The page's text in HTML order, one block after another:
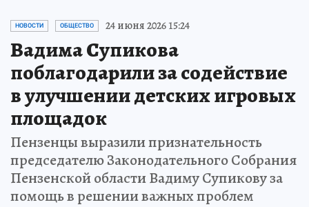
НОВОСТИ ОБЩЕСТВО 24 июня 2026 15:24
Вадима Супикова
поблагодарили за содействие
в улучшении детских игровых
площадок
Пензенцы выразили признательность
председателю Законодательного Собрания
Пензенской области Вадиму Супикову за
помощь в решении важных проблем